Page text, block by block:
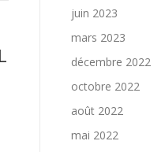
juin 2023
mars 2023
décembre 2022
octobre 2022
août 2022
mai 2022